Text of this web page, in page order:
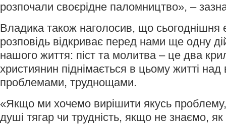
розпочали своєрідне паломництво», –
Владика також наголосив, що сьогоднішня
розповідь відкриває перед нами ще одну
нашого життя: піст та молитва – це два
християнин піднімається в цьому житті
проблемами, труднощами.
«Якщо ми хочемо вирішити якусь
душі тягар чи трудність, якщо не знаємо,